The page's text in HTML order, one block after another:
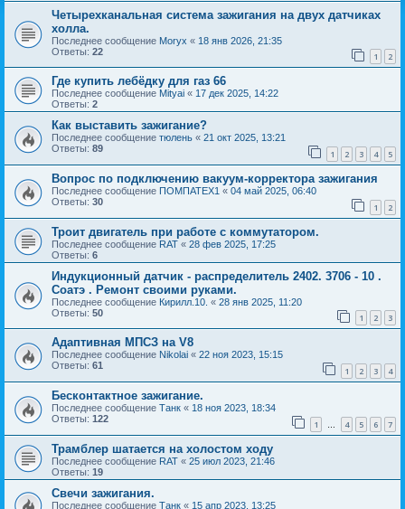
Четырехканальная система зажигания на двух датчиках
холла.
Последнее сообщение Moryx « 18 янв 2026, 21:35
Ответы: 22 1 2
Где купить лебёдку для газ 66
Последнее сообщение Mityai « 17 дек 2025, 14:22
Ответы: 2
Как выставить зажигание?
Последнее сообщение тюлень « 21 окт 2025, 13:21
Ответы: 89 1 2 3 4 5
Вопрос по подключению вакуум-корректора зажигания
Последнее сообщение ПОМПАТЕХ1 « 04 май 2025, 06:40
Ответы: 30 1 2
Троит двигатель при работе с коммутатором.
Последнее сообщение RAT « 28 фев 2025, 17:25
Ответы: 6
Индукционный датчик - распределитель 2402. 3706 - 10 .
Соатэ . Ремонт своими руками.
Последнее сообщение Кирилл.10. « 28 янв 2025, 11:20
Ответы: 50 1 2 3
Адаптивная МПСЗ на V8
Последнее сообщение Nikolai « 22 ноя 2023, 15:15
Ответы: 61 1 2 3 4
Бесконтактное зажигание.
Последнее сообщение Танк « 18 ноя 2023, 18:34
Ответы: 122 1 4 5 6 7
Трамблер шатается на холостом ходу
Последнее сообщение RAT « 25 июл 2023, 21:46
Ответы: 19
Свечи зажигания.
Последнее сообщение Танк « 15 апр 2023, 13:25